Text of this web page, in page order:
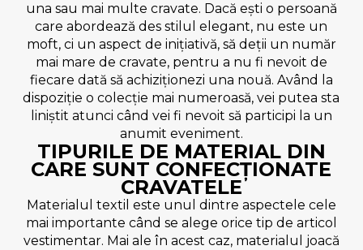
una sau mai multe cravate. Dacă ești o persoană
care abordează des stilul elegant, nu este un
moft, ci un aspect de inițiativă, să deții un număr
mai mare de cravate, pentru a nu fi nevoit de
fiecare dată să achiziționezi una nouă. Având la
dispoziție o colecție mai numeroasă, vei putea sta
liniștit atunci când vei fi nevoit să participi la un
anumit eveniment.
TIPURILE DE MATERIAL DIN
CARE SUNT CONFECȚIONATE
CRAVATELE
Materialul textil este unul dintre aspectele cele
mai importante când se alege orice tip de articol
vestimentar. Mai ale în acest caz, materialul joacă